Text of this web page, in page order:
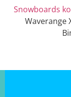
Snowboards
Waverange